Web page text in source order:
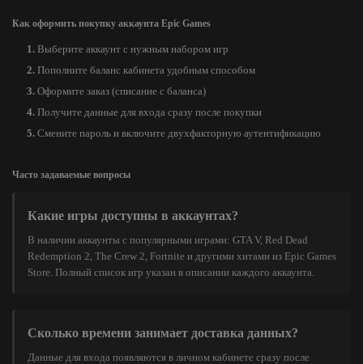
Как оформить покупку аккаунта Epic Games
Выберите аккаунт с нужным набором игр
Пополните баланс кабинета удобным способом
Оформите заказ (списание с баланса)
Получите данные для входа сразу после покупки
Смените пароль и включите двухфакторную аутентификацию
Часто задаваемые вопросы
Какие игры доступны в аккаунтах?
В наличии аккаунты с популярными играми: GTA V, Red Dead
Redemption 2, The Crew 2, Fortnite и другими хитами из Epic Games
Store. Полный список игр указан в описании каждого аккаунта.
Сколько времени занимает доставка данных?
Данные для входа появляются в личном кабинете сразу после